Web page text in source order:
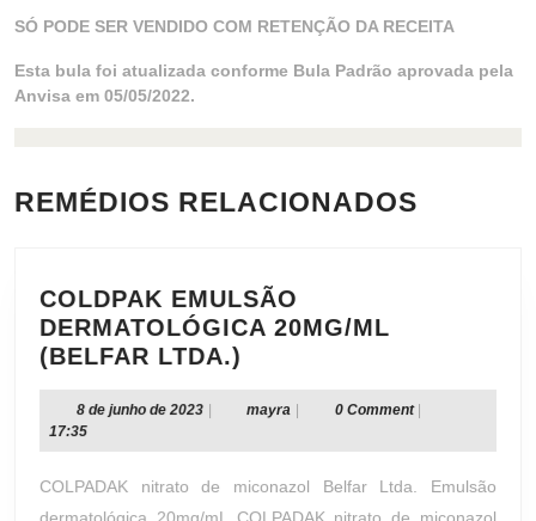
SÓ PODE SER VENDIDO COM RETENÇÃO DA RECEITA
Esta bula foi atualizada conforme Bula Padrão aprovada pela
Anvisa em 05/05/2022.
REMÉDIOS RELACIONADOS
COLDPAK EMULSÃO
DERMATOLÓGICA 20MG/ML
(BELFAR LTDA.)
DERMATOLÓGICA
LTDA.)
8 de junho de 20238
junho
2023
mayra mayra 0 Comment
17:35
COLPADAK nitrato de miconazol Belfar Ltda. Emulsão